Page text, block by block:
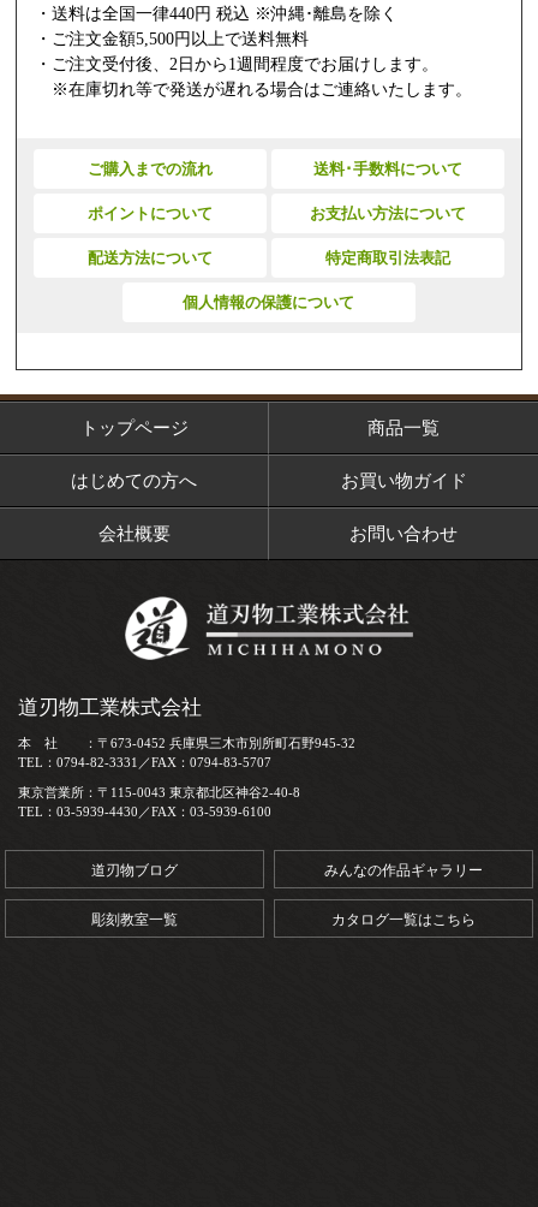
・送料は全国一律440円 税込 ※沖縄･離島を除く
・ご注文金額5,500円以上で送料無料
・ご注文受付後、2日から1週間程度でお届けします。
※在庫切れ等で発送が遅れる場合はご連絡いたします。
ご購入までの流れ 送料･手数料について
ポイントについて お支払い方法について
配送方法について 特定商取引法表記
個人情報の保護について
トップページ 商品一覧
はじめての方へ お買い物ガイド
会社概要 お問い合わせ
道刃物工業株式会社
本 社 ：〒673-0452 兵庫県三木市別所町石野945-32
TEL：0794-82-3331／FAX：0794-83-5707
東京営業所：〒115-0043 東京都北区神谷2-40-8
TEL：03-5939-4430／FAX：03-5939-6100
道刃物ブログ みんなの作品ギャラリー
彫刻教室一覧 カタログ一覧はこちら